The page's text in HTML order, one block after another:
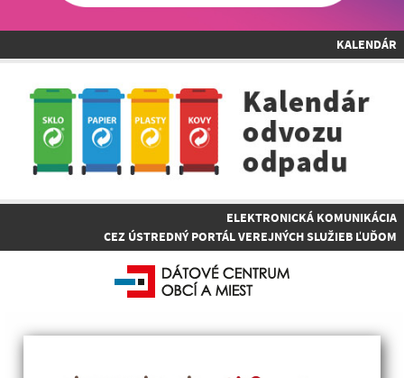
KALENDÁR
ELEKTRONICKÁ KOMUNIKÁCIA
CEZ ÚSTREDNÝ PORTÁL VEREJNÝCH SLUŽIEB ĽUĎOM